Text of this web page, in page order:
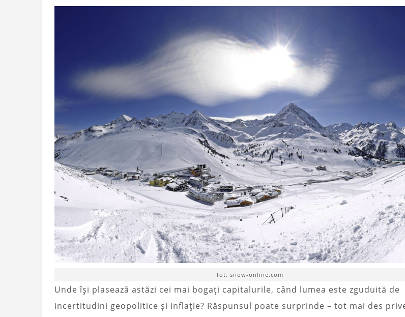
fot. snow-online.com
Unde își plasează astăzi cei mai bogați capitalurile, când lumea este zguduită de
incertitudini geopolitice și inflație? Răspunsul poate surprinde – tot mai des